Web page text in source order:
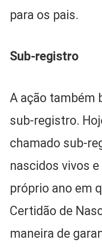
para os pais.
Sub-registro
A ação também
sub-registro.
chamado sub-
nascidos vivos
próprio ano em
Certidão de
maneira de